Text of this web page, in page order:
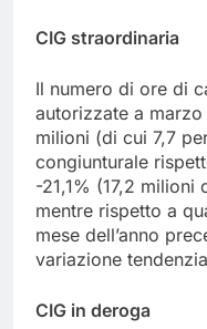
CIG straordinaria
Il numero di ore di
autorizzate a
milioni (di cui 7,7
congiunturale
-21,1% (17,2
mentre rispetto a
mese dell’anno
variazione
CIG in deroga